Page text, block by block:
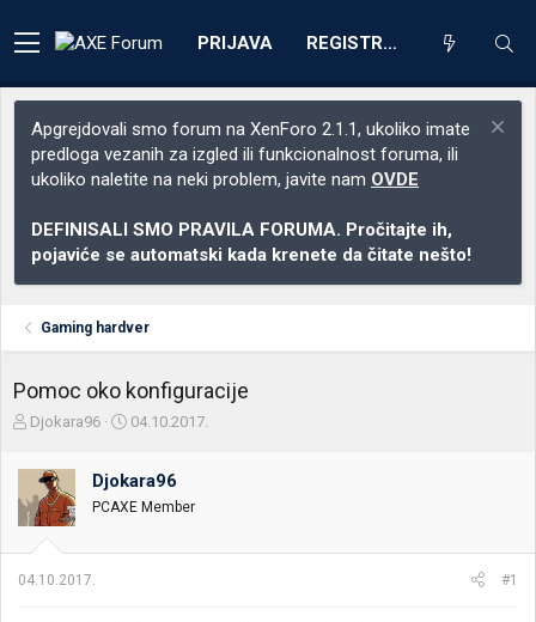
PRIJAVA REGISTRACIJA
Apgrejdovali smo forum na XenForo 2.1.1, ukoliko imate
predloga vezanih za izgled ili funkcionalnost foruma, ili
ukoliko naletite na neki problem, javite nam OVDE
DEFINISALI SMO PRAVILA FORUMA. Pročitajte ih,
pojaviće se automatski kada krenete da čitate nešto!
Gaming hardver
Pomoc oko konfiguracije
Z
t
n
i
k
Djokara96
D
u
m
o
04.10.2017.
Djokara96
PCAXE Member
04.10.2017. #1